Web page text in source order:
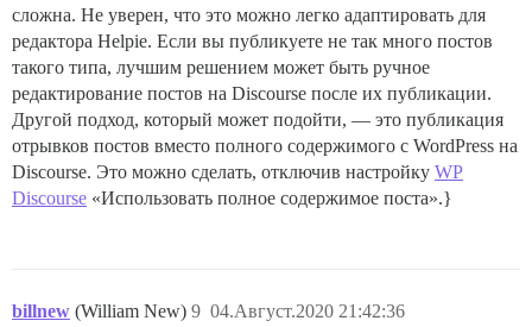
сложна. Не уверен, что это можно легко адаптировать для
редактора Helpie. Если вы публикуете не так много постов
такого типа, лучшим решением может быть ручное
редактирование постов на Discourse после их публикации.
Другой подход, который может подойти, — это публикация
отрывков постов вместо полного содержимого с WordPress на
Discourse. Это можно сделать, отключив настройку WP
Discourse «Использовать полное содержимое поста».}
billnew (William New) 04.Август.2020 21:42:36
9